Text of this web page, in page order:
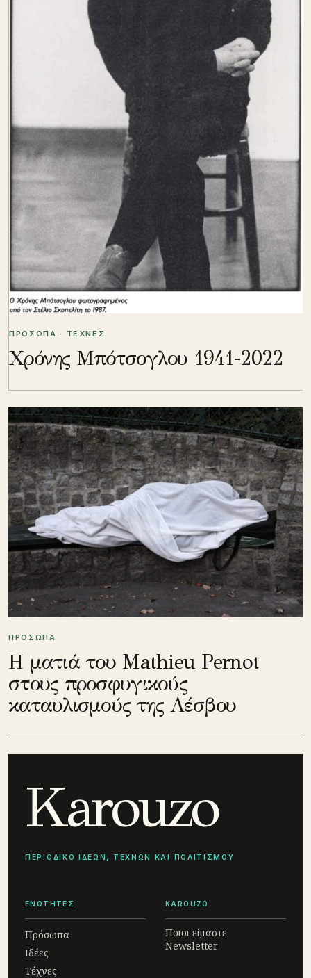
ΠΡΟΣΩΠΑ · ΤΕΧΝΕΣ
Χρόνης Μπότσογλου 1941-2022
ΠΡΟΣΩΠΑ
Η ματιά του Mathieu Pernot
στους προσφυγικούς
καταυλισμούς της Λέσβου
Karouzo
ΠΕΡΙΟΔΙΚΟ ΙΔΕΩΝ, ΤΕΧΝΩΝ ΚΑΙ ΠΟΛΙΤΙΣΜΟΥ
ΕΝΟΤΗΤΕΣ
Πρόσωπα
Ιδέες
Τέχνες
KAROUZO
Ποιοι είμαστε
Newsletter